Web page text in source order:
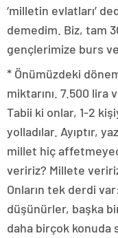
‘milletin evlatları’
demedim. Biz, tam
gençlerimize burs
* Önümüzdeki
miktarını. 7.500 lira
Tabii ki onlar, 1-2
yolladılar. Ayıptır,
millet hiç
veririz? Millete
Onların tek derdi
düşünürler, başka
daha birçok konuda